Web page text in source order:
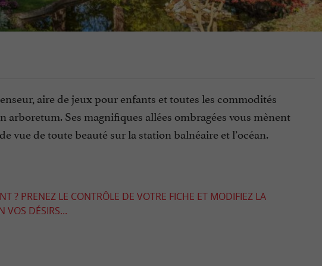
aire de jeux pour enfants et toutes les commodités
Ses magnifiques allées ombragées vous mènent
vue de toute beauté sur la station balnéaire et l’océan.
? PRENEZ LE CONTRÔLE DE VOTRE FICHE ET MODIFIEZ LA
VOS DÉSIRS...